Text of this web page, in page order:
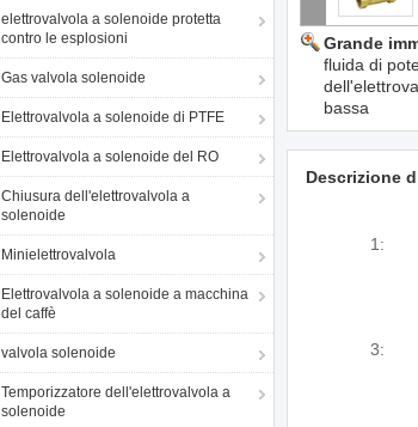
elettrovalvola a solenoide protetta
contro le esplosioni
Gas valvola solenoide
Elettrovalvola a solenoide di PTFE
Elettrovalvola a solenoide del RO
Chiusura dell'elettrovalvola a
solenoide
Minielettrovalvola
Elettrovalvola a solenoide a macchina
del caffè
valvola solenoide
Temporizzatore dell'elettrovalvola a
solenoide
Grande
fluida di
bassa
Descrizione
1:
3: